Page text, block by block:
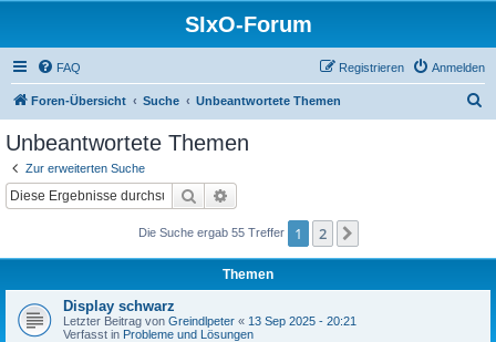
SIxO-Forum
FAQ Anmelden
Registrieren
Foren-Übersicht Suche Unbeantwortete Themen
Unbeantwortete Themen
Zur erweiterten Suche
Suche
Die Suche ergab 55 Treffer 1 2
Themen
Display schwarz
Letzter Beitrag von Greindlpeter « 13 Sep 2025 - 20:21
Verfasst in Probleme und Lösungen